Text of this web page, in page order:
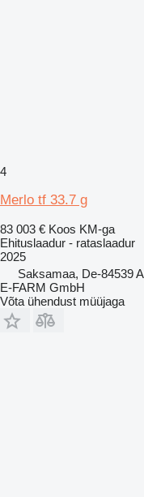
4
Merlo tf 33.7 g
83 003 € Koos KM-ga
Ehituslaadur - rataslaadur
2025
Saksamaa, De-84539
E-FARM GmbH
Võta ühendust müüjaga